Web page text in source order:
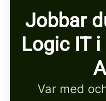
Jobbar
Logic IT
Var med